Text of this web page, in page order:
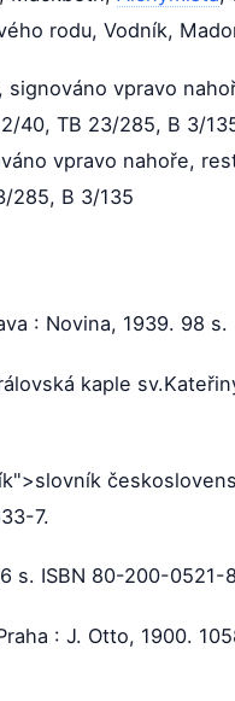
rodu, Vodník,
signováno vpravo
40, TB 23/285, B 3/
vpravo nahoře,
285, B 3/135
: Novina, 1939. 98 s.
kaple
7.
s. ISBN 80-200-0521-
: J. Otto, 1900.